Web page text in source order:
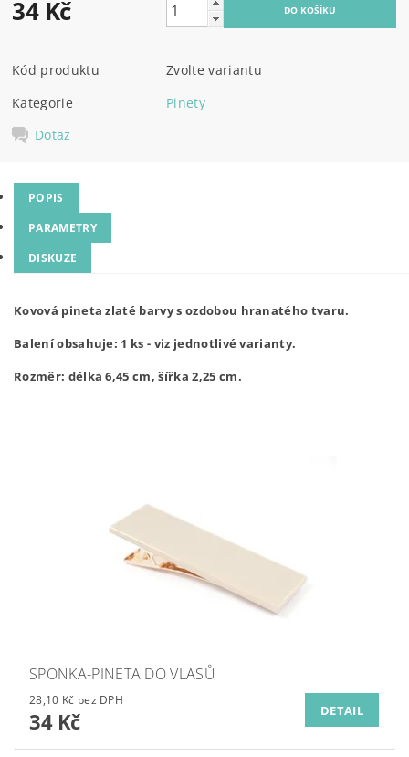
34 Kč
Kód produktu
Zvolte variantu
Kategorie
Pinety
Dotaz
POPIS
PARAMETRY
DISKUZE
Kovová pineta zlaté barvy s ozdobou hranatého tvaru.
Balení obsahuje: 1 ks - viz jednotlivé varianty.
Rozměr: délka 6,45 cm, šířka 2,25 cm.
SPONKA-PINETA DO VLASŮ
28,10 Kč bez DPH
34 Kč DETAIL